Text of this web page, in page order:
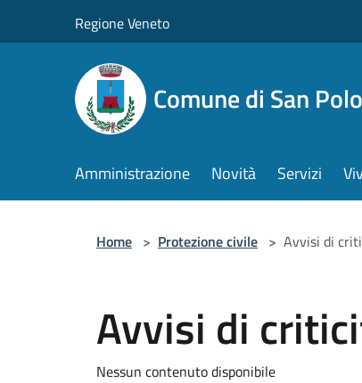
Regione Veneto
Comune di San
Amministrazione Novità Servizi
Home > Protezione civile > Avvisi di
Avvisi di
Nessun contenuto disponibile